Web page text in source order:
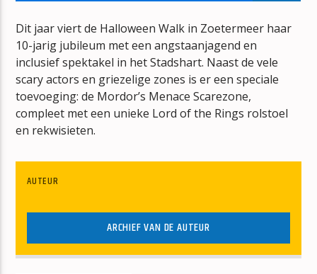
mz-radio
Dit jaar viert de Halloween Walk in Zoetermeer haar
10-jarig jubileum met een angstaanjagend en
inclusief spektakel in het Stadshart. Naast de vele
scary actors en griezelige zones is er een speciale
toevoeging: de Mordor’s Menace Scarezone,
compleet met een unieke Lord of the Rings rolstoel
en rekwisieten.
AUTEUR
ARCHIEF VAN DE AUTEUR